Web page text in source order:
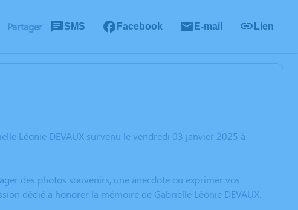
Partager SMS Facebook E-mail Lien
Léonie DEVAUX survenu le vendredi 03 janvier 2025 à
des photos souvenirs, une anecdote ou exprimer vos
dédié à honorer la mémoire de Gabrielle Léonie DEVAUX.